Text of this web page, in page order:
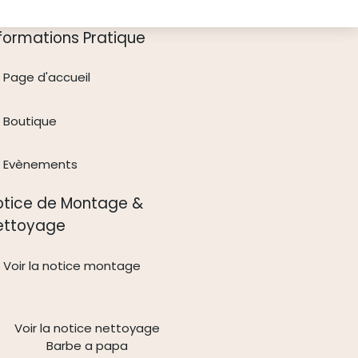
Pratique
Page d'accueil
Boutique
Evènements
de Montage &
Voir la notice montage
Voir la notice nettoyage
Barbe a papa